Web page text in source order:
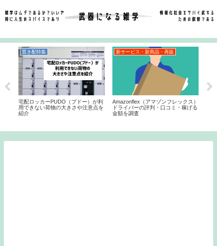
置き配特集
宅配ロッカーPUDO（プドー）が利
用できない荷物の大きさや注意点を
紹介
新サービス・新商品・再販
Amazonflex（アマゾンフレックス）
ドライバーの評判・口コミ・稼げる
金額を調査